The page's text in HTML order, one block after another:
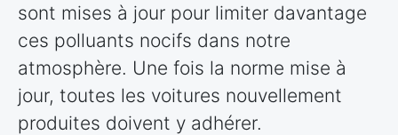
sont mises à jour pour limiter davantage
ces polluants nocifs dans notre
atmosphère. Une fois la norme mise à
jour, toutes les voitures nouvellement
produites doivent y adhérer.